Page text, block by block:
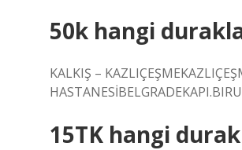
50k hangi
KALKIŞ –
15TK hangi